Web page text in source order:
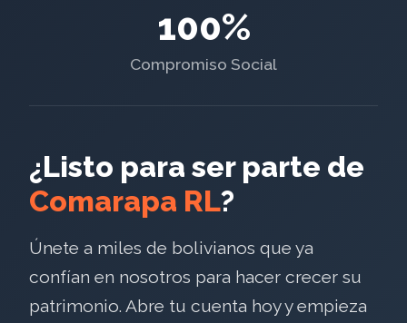
100%
Compromiso Social
¿Listo para ser parte de
Comarapa RL?
Únete a miles de bolivianos que ya
confían en nosotros para hacer crecer su
patrimonio. Abre tu cuenta hoy y empieza